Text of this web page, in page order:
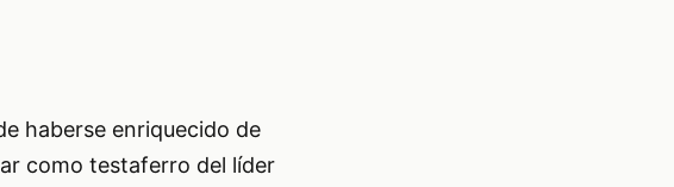
haberse enriquecido de
como testaferro del líder